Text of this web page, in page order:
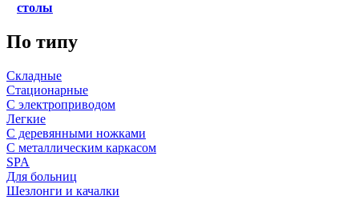
столы
По типу
Складные
Стационарные
С электроприводом
Легкие
С деревянными ножками
С металлическим каркасом
SPA
Для больниц
Шезлонги и качалки